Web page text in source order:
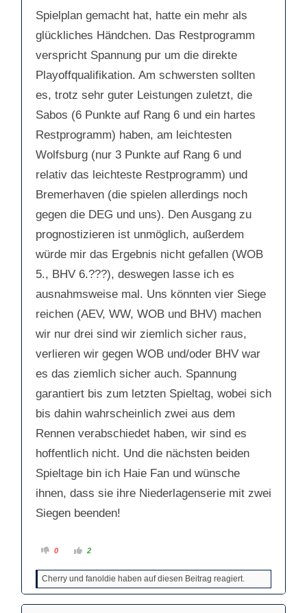
Spielplan gemacht hat, hatte ein mehr als
glückliches Händchen. Das Restprogramm
verspricht Spannung pur um die direkte
Playoffqualifikation. Am schwersten sollten
es, trotz sehr guter Leistungen zuletzt, die
Sabos (6 Punkte auf Rang 6 und ein hartes
Restprogramm) haben, am leichtesten
Wolfsburg (nur 3 Punkte auf Rang 6 und
relativ das leichteste Restprogramm) und
Bremerhaven (die spielen allerdings noch
gegen die DEG und uns). Den Ausgang zu
prognostizieren ist unmöglich, außerdem
würde mir das Ergebnis nicht gefallen (WOB
5., BHV 6.???), deswegen lasse ich es
ausnahmsweise mal. Uns könnten vier Siege
reichen (AEV, WW, WOB und BHV) machen
wir nur drei sind wir ziemlich sicher raus,
verlieren wir gegen WOB und/oder BHV war
es das ziemlich sicher auch. Spannung
garantiert bis zum letzten Spieltag, wobei sich
bis dahin wahrscheinlich zwei aus dem
Rennen verabschiedet haben, wir sind es
hoffentlich nicht. Und die nächsten beiden
Spieltage bin ich Haie Fan und wünsche
ihnen, dass sie ihre Niederlagenserie mit zwei
Siegen beenden!
A
l
i
c
k
e
0
A
l
i
c
k
e
2
Cherry und fanoldie haben auf diesen Beitrag reagiert.